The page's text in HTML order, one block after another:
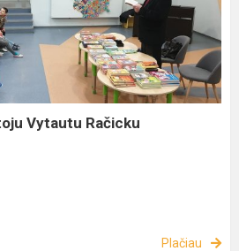
Vytautu Račicku
Plačiau